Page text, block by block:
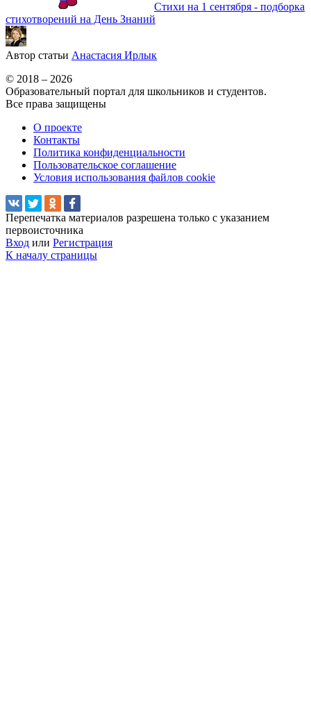
Стихи на 1 сентября - подборка
стихотворений на День Знаний
Автор статьи Анастасия Ирлык
© 2018 – 2026
Образовательный портал для школьников и студентов.
Все права защищены
О проекте
Контакты
Политика конфиденциальности
Пользовательское соглашение
Условия использования файлов cookie
Перепечатка материалов разрешена только с указанием
первоисточника
Вход или Регистрация
К началу страницы